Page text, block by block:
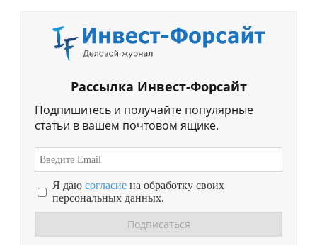
Рассылка Инвест-Форсайт
Подпишитесь и получайте популярные
статьи в вашем почтовом ящике.
Я даю согласие на обработку своих
персональных данных.